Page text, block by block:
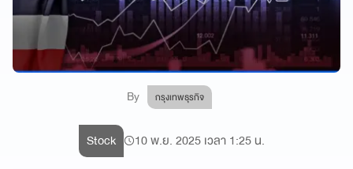
By กรุงเทพธุรกิจ
Stock 10 พ.ย. 2025 เวลา 1:25 น.